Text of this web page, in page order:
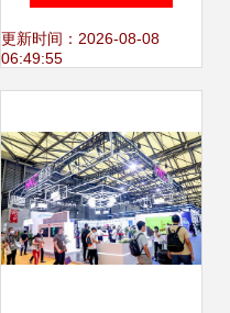
与射灯的技术革新
更新时间：2026-08-08
06:49:55